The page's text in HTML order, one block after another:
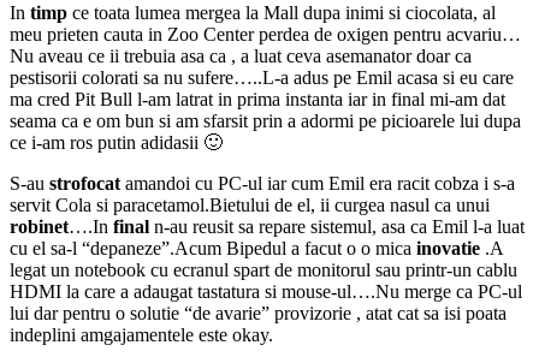
In timp ce toata lumea mergea la Mall dupa inimi si ciocolata, al
meu prieten cauta in Zoo Center perdea de oxigen pentru acvariu…
Nu aveau ce ii trebuia asa ca , a luat ceva asemanator doar ca
pestisorii colorati sa nu sufere…..L-a adus pe Emil acasa si eu care
ma cred Pit Bull l-am latrat in prima instanta iar in final mi-am dat
seama ca e om bun si am sfarsit prin a adormi pe picioarele lui dupa
ce i-am ros putin adidasii 🙂
S-au strofocat amandoi cu PC-ul iar cum Emil era racit cobza i s-a
servit Cola si paracetamol.Bietului de el, ii curgea nasul ca unui
robinet….In final n-au reusit sa repare sistemul, asa ca Emil l-a luat
cu el sa-l “depaneze”.Acum Bipedul a facut o o mica inovatie .A
legat un notebook cu ecranul spart de monitorul sau printr-un cablu
HDMI la care a adaugat tastatura si mouse-ul….Nu merge ca PC-ul
lui dar pentru o solutie “de avarie” provizorie , atat cat sa isi poata
indeplini amgajamentele este okay.